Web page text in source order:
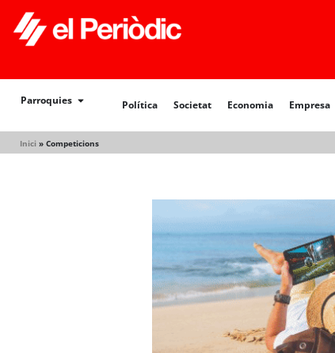
Parroquies Política Societat Economia Empresa
Inici » Competicions
Política Societat